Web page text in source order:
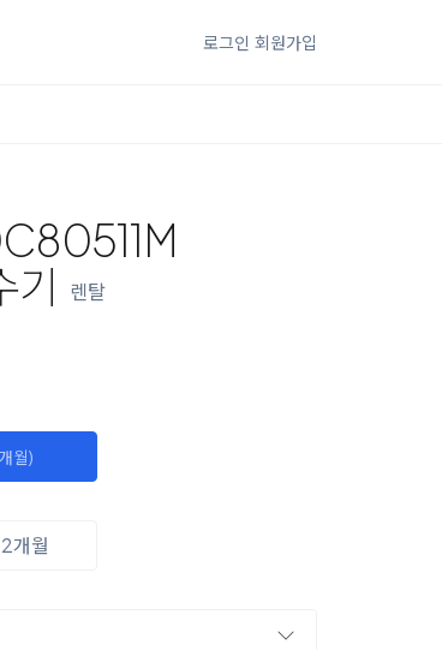
로그인 회원가입
기
렌탈
월)
개월